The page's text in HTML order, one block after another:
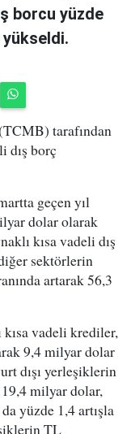
borcu yüzde
yükseldi.
tarafından
dış borç
geçen yıl
dolar olarak
kısa vadeli dış
sektörlerin
artarak 56,3
kısa vadeli krediler,
9,4 milyar dolar
dışı yerleşiklerin
milyar dolar,
yüzde 1,4 artışla
TL